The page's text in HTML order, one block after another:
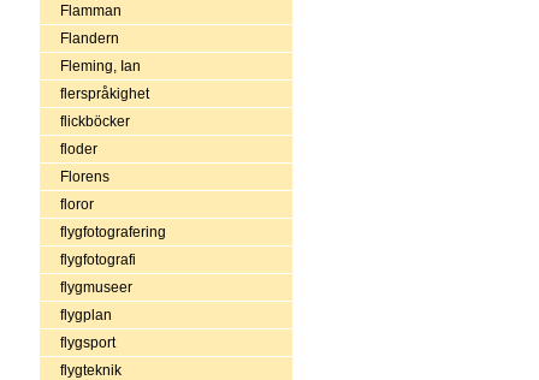
Flamman
Flandern
Fleming, Ian
flerspråkighet
flickböcker
floder
Florens
floror
flygfotografering
flygfotografi
flygmuseer
flygplan
flygsport
flygteknik